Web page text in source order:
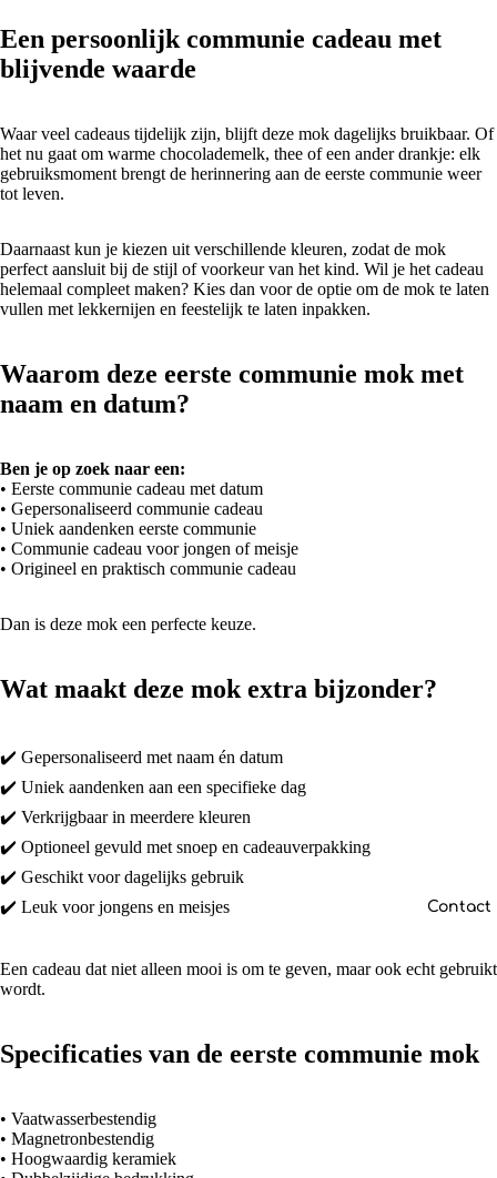
Contact
Een persoonlijk communie cadeau met
blijvende waarde
Waar veel cadeaus tijdelijk zijn, blijft deze mok dagelijks bruikbaar. Of
het nu gaat om warme chocolademelk, thee of een ander drankje: elk
gebruiksmoment brengt de herinnering aan de eerste communie weer
tot leven.
Daarnaast kun je kiezen uit verschillende kleuren, zodat de mok
perfect aansluit bij de stijl of voorkeur van het kind. Wil je het cadeau
helemaal compleet maken? Kies dan voor de optie om de mok te laten
vullen met lekkernijen en feestelijk te laten inpakken.
Waarom deze eerste communie mok met
naam en datum?
Ben je op zoek naar een:
• Eerste communie cadeau met datum
• Gepersonaliseerd communie cadeau
• Uniek aandenken eerste communie
• Communie cadeau voor jongen of meisje
• Origineel en praktisch communie cadeau
Dan is deze mok een perfecte keuze.
Wat maakt deze mok extra bijzonder?
✔️ Gepersonaliseerd met naam én datum
✔️ Uniek aandenken aan een specifieke dag
✔️ Verkrijgbaar in meerdere kleuren
✔️ Optioneel gevuld met snoep en cadeauverpakking
✔️ Geschikt voor dagelijks gebruik
✔️ Leuk voor jongens en meisjes
Een cadeau dat niet alleen mooi is om te geven, maar ook echt gebruikt
wordt.
Specificaties van de eerste communie mok
• Vaatwasserbestendig
• Magnetronbestendig
• Hoogwaardig keramiek